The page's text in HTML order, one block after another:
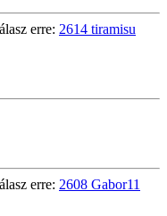
erre: 2614 tiramisu
erre: 2608 Gabor11